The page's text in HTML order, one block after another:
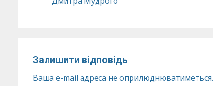
Reading
Залишити відповідь
Ваша e-mail адреса не оприлюднюватиметься.